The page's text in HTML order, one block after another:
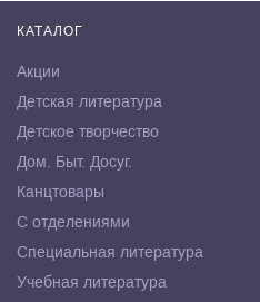
КАТАЛОГ
Акции
Детская литература
Детское творчество
Дом. Быт. Досуг.
Канцтовары
С отделениями
Специальная литература
Учебная литература